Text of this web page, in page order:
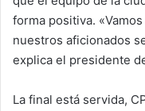
forma positiva.
nuestros aficionados
explica el presidente
La final está servida,